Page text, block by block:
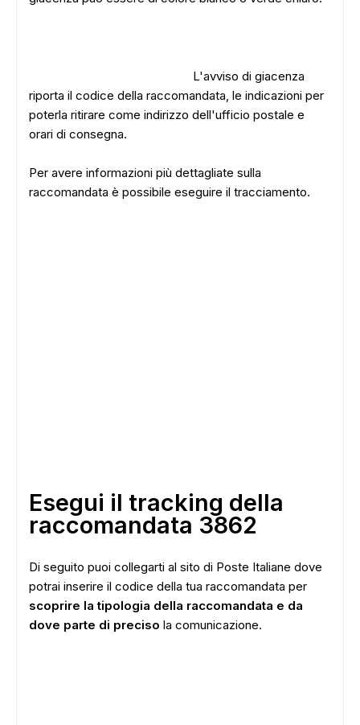
L'avviso di giacenza
riporta il codice della raccomandata, le indicazioni per
poterla ritirare come indirizzo dell'ufficio postale e
orari di consegna.
Per avere informazioni più dettagliate sulla
raccomandata è possibile eseguire il tracciamento.
Esegui il tracking della
raccomandata 3862
Di seguito puoi collegarti al sito di Poste Italiane dove
potrai inserire il codice della tua raccomandata per
scoprire la tipologia della raccomandata e da
dove parte di preciso la comunicazione.